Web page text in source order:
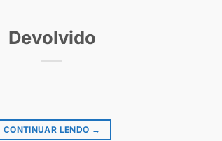
Devolvido
CONTINUAR LENDO →